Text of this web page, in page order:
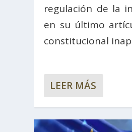
regulación de la
en su último
constitucional
LEER MÁS